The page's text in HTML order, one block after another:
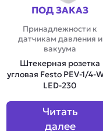
ПОД ЗАКАЗ
Принадлежности к
датчикам давления и
вакуума
Штекерная розетка
угловая Festo PEV-1/4-
LED-230
Читать
далее